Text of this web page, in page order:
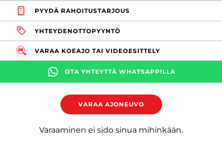
PYYDÄ RAHOITUSTARJOUS
YHTEYDENOTTOPYYNTÖ
VARAA KOEAJO TAI VIDEOESITTELY
OTA YHTEYTTÄ WHATSAPPILLA
VARAA AJONEUVO
Varaaminen ei sido sinua mihinkään.